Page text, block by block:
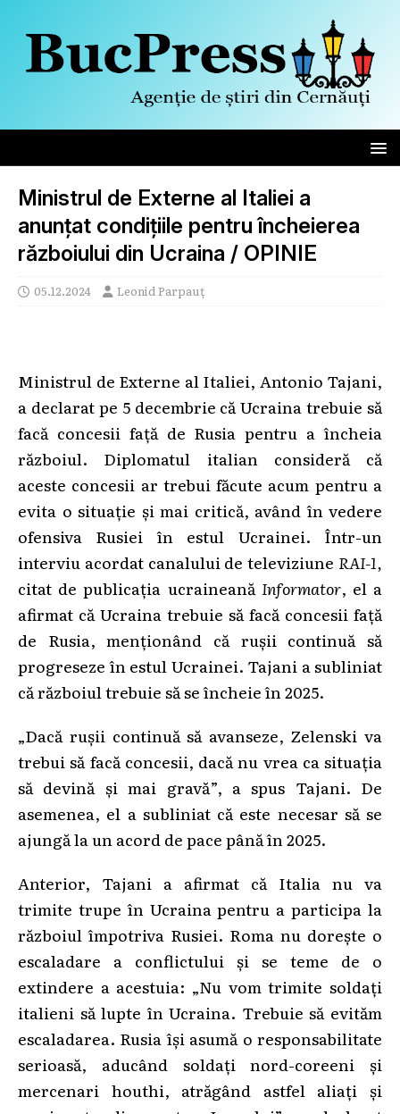
Ministrul de Externe al Italiei a
anunțat condițiile pentru încheierea
războiului din Ucraina / OPINIE
05.12.2024 Leonid Parpauț
Ministrul de Externe al Italiei, Antonio Tajani,
a declarat pe 5 decembrie că Ucraina trebuie să
facă concesii față de Rusia pentru a încheia
războiul. Diplomatul italian consideră că
aceste concesii ar trebui făcute acum pentru a
evita o situație și mai critică, având în vedere
ofensiva Rusiei în estul Ucrainei. Într-un
interviu acordat canalului de televiziune RAI-1,
citat de publicația ucraineană Informator, el a
afirmat că Ucraina trebuie să facă concesii față
de Rusia, menționând că rușii continuă să
progreseze în estul Ucrainei. Tajani a subliniat
că războiul trebuie să se încheie în 2025.
„Dacă rușii continuă să avanseze, Zelenski va
trebui să facă concesii, dacă nu vrea ca situația
să devină și mai gravă”, a spus Tajani. De
asemenea, el a subliniat că este necesar să se
ajungă la un acord de pace până în 2025.
Anterior, Tajani a afirmat că Italia nu va
trimite trupe în Ucraina pentru a participa la
războiul împotriva Rusiei. Roma nu dorește o
escaladare a conflictului și se teme de o
extindere a acestuia: „Nu vom trimite soldați
italieni să lupte în Ucraina. Trebuie să evităm
escaladarea. Rusia își asumă o responsabilitate
serioasă, aducând soldați nord-coreeni și
mercenari houthi, atrăgând astfel aliați și